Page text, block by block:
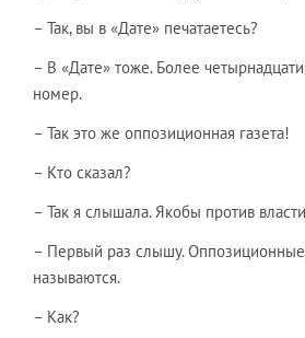
– Так, вы в «Дате» печатаетесь?
– В «Дате» тоже. Более
номер.
– Так это же оппозиционная газета!
– Кто сказал?
– Так я слышала. Якобы против
– Первый раз слышу. Оппозиционные
называются.
– Как?